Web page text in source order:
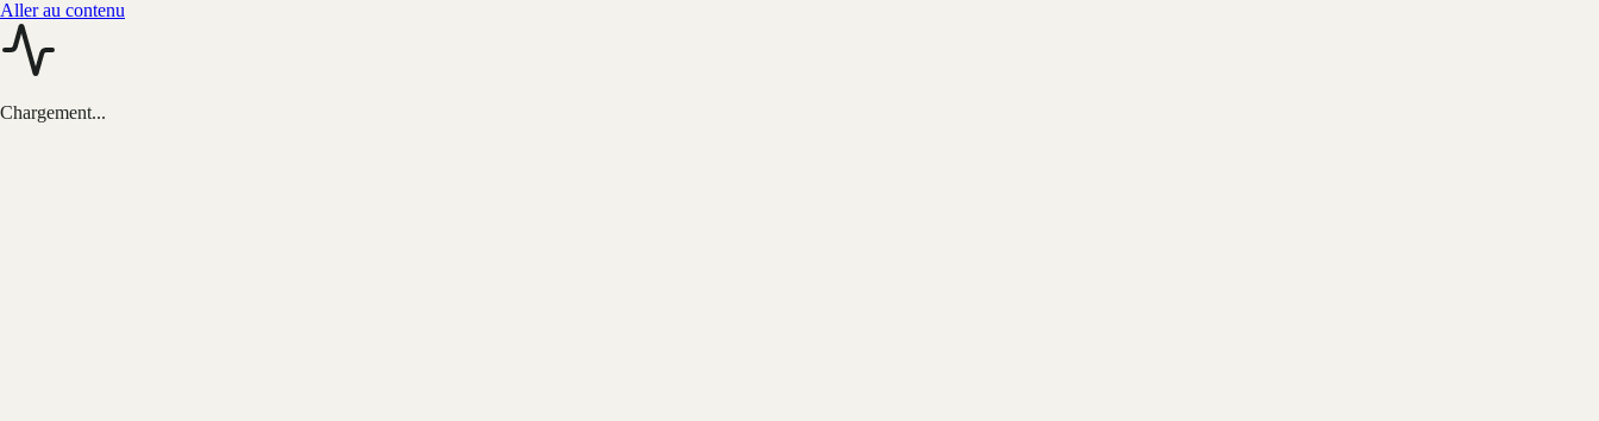
Aller au contenu
Chargement...